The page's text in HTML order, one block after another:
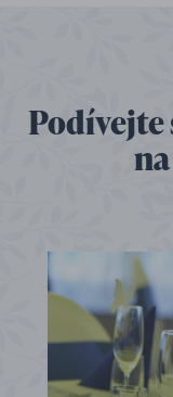
Podívejte